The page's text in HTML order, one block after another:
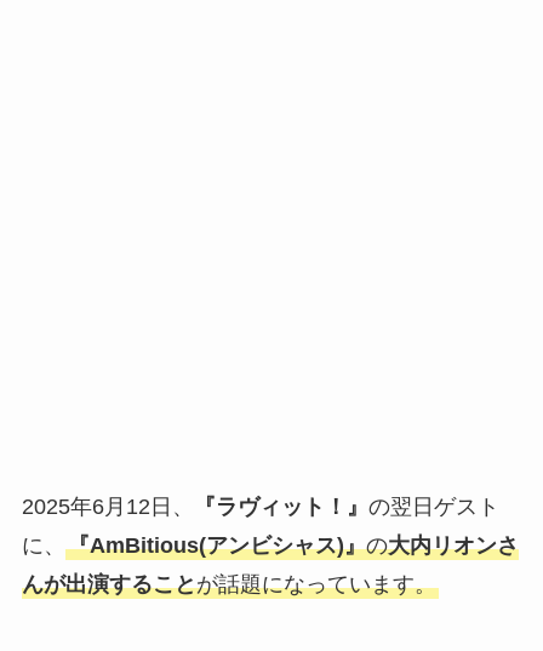
2025年6月12日、 『ラヴィット！』 の翌日ゲスト
に、 『AmBitious(アンビシャス)』の大内リオンさ
んが出演することが話題になっています。